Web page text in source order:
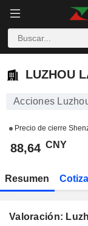
LUZHOU
LUZHOU
Acciones
Precio de cierre
88,64 CNY
Resumen
Valoración: